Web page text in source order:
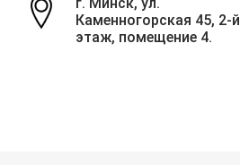
Каменногорская 45, 2-й
этаж, помещение 4.